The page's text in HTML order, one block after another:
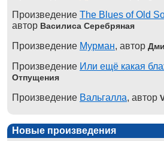
Произведение The Blues of Old
автор Василиса Серебряная
Произведение Мурман, автор
Произведение Или ещё какая
Отпущения
Произведение Вальгалла, автор
Новые произведения